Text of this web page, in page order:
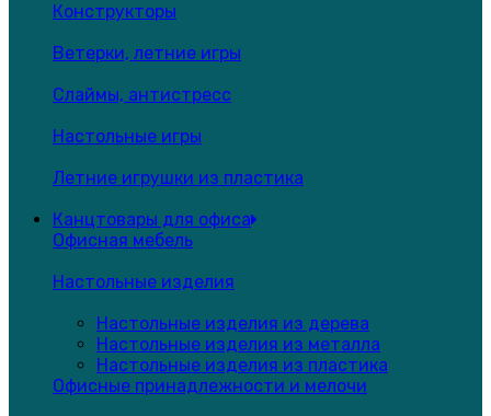
Конструкторы
Ветерки, летние игры
Слаймы, антистресс
Настольные игры
Летние игрушки из пластика
Канцтовары для офиса
Офисная мебель
Настольные изделия
Настольные изделия из дерева
Настольные изделия из металла
Настольные изделия из пластика
Офисные принадлежности и мелочи